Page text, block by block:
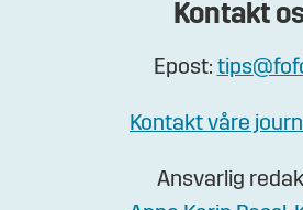
Kontakt
Epost:
Kontakt våre
Ansvarlig